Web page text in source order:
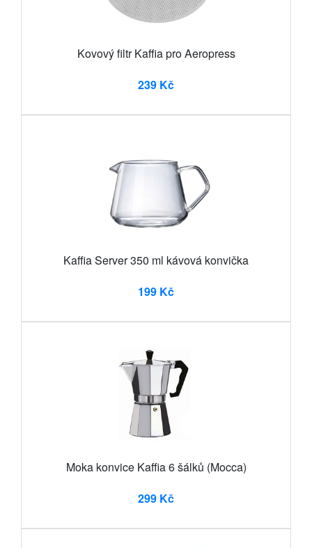
Kovový filtr Kaffia pro Aeropress
239 Kč
Kaffia Server 350 ml kávová konvička
199 Kč
Moka konvice Kaffia 6 šálků (Mocca)
299 Kč